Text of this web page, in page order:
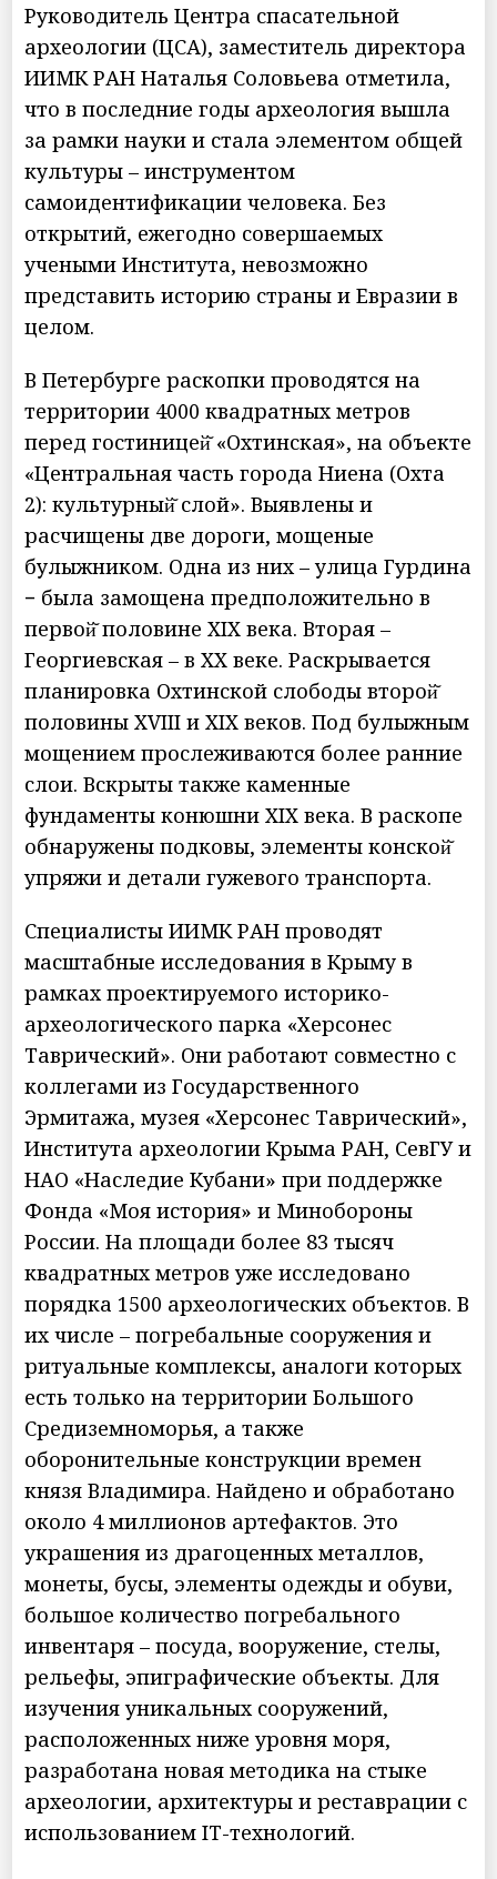
Руководитель Центра спасательной
археологии (ЦСА), заместитель директора
ИИМК РАН Наталья Соловьева отметила,
что в последние годы археология вышла
за рамки науки и стала элементом общей
культуры – инструментом
самоидентификации человека. Без
открытий, ежегодно совершаемых
учеными Института, невозможно
представить историю страны и Евразии в
целом.
В Петербурге раскопки проводятся на
территории 4000 квадратных метров
перед гостиницей̆ «Охтинская», на объекте
«Центральная часть города Ниена (Охта
2): культурный̆ слой». Выявлены и
расчищены две дороги, мощеные
булыжником. Одна из них – улица Гурдина
− была замощена предположительно в
первой̆ половине XIX века. Вторая –
Георгиевская – в XX веке. Раскрывается
планировка Охтинской слободы второй̆
половины XVIII и XIX веков. Под булыжным
мощением прослеживаются более ранние
слои. Вскрыты также каменные
фундаменты конюшни XIX века. В раскопе
обнаружены подковы, элементы конской̆
упряжи и детали гужевого транспорта.
Специалисты ИИМК РАН проводят
масштабные исследования в Крыму в
рамках проектируемого историко-
археологического парка «Херсонес
Таврический». Они работают совместно с
коллегами из Государственного
Эрмитажа, музея «Херсонес Таврический»,
Института археологии Крыма РАН, СевГУ и
НАО «Наследие Кубани» при поддержке
Фонда «Моя история» и Минобороны
России. На площади более 83 тысяч
квадратных метров уже исследовано
порядка 1500 археологических объектов. В
их числе – погребальные сооружения и
ритуальные комплексы, аналоги которых
есть только на территории Большого
Средиземноморья, а также
оборонительные конструкции времен
князя Владимира. Найдено и обработано
около 4 миллионов артефактов. Это
украшения из драгоценных металлов,
монеты, бусы, элементы одежды и обуви,
большое количество погребального
инвентаря – посуда, вооружение, стелы,
рельефы, эпиграфические объекты. Для
изучения уникальных сооружений,
расположенных ниже уровня моря,
разработана новая методика на стыке
археологии, архитектуры и реставрации с
использованием IT-технологий.